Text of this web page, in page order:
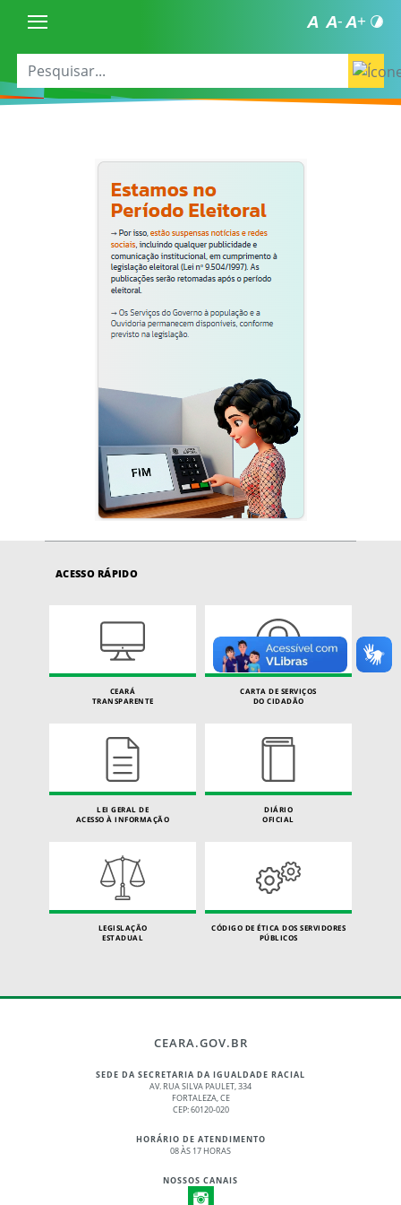
ACESSO RÁPIDO
CEARÁ
TRANSPARENTE
CARTA DE SERVIÇOS
DO CIDADÃO
LEI GERAL DE
ACESSO À INFORMAÇÃO
DIÁRIO
OFICIAL
LEGISLAÇÃO
ESTADUAL
CÓDIGO DE ÉTICA DOS SERVIDORES
PÚBLICOS
CEARA.GOV.BR
SEDE DA SECRETARIA DA IGUALDADE RACIAL
AV. RUA SILVA PAULET, 334
FORTALEZA, CE
CEP: 60120-020
HORÁRIO DE ATENDIMENTO
08 ÀS 17 HORAS
NOSSOS CANAIS